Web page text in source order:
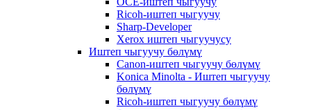
Ricoh-иштеп чыгуучу
Sharp-Developer
Xerox иштеп чыгуучусу
Иштеп чыгуучу бөлүмү
Canon-иштеп чыгуучу бөлүмү
Konica Minolta - Иштеп чыгуучу
бөлүмү
Ricoh-иштеп чыгуучу бөлүмү